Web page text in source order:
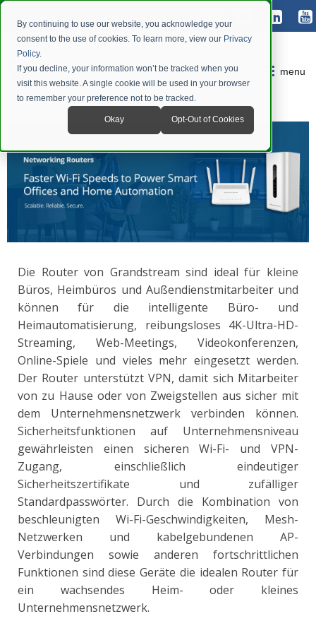
By continuing to use our website, you acknowledge your
consent to the use of cookies. To learn more, view our Privacy
Policy.
If you decline, your information won’t be tracked when you
visit this website. A single cookie will be used in your browser
to remember your preference not to be tracked.
Okay Opt-Out of Cookies
menu
Die Router von Grandstream sind ideal für kleine
Büros, Heimbüros und Außendienstmitarbeiter und
können für die intelligente Büro- und
Heimautomatisierung, reibungsloses 4K-Ultra-HD-
Streaming, Web-Meetings, Videokonferenzen,
Online-Spiele und vieles mehr eingesetzt werden.
Der Router unterstützt VPN, damit sich Mitarbeiter
von zu Hause oder von Zweigstellen aus sicher mit
dem Unternehmensnetzwerk verbinden können.
Sicherheitsfunktionen auf Unternehmensniveau
gewährleisten einen sicheren Wi-Fi- und VPN-
Zugang, einschließlich eindeutiger
Sicherheitszertifikate und zufälliger
Standardpasswörter. Durch die Kombination von
beschleunigten Wi-Fi-Geschwindigkeiten, Mesh-
Netzwerken und kabelgebundenen AP-
Verbindungen sowie anderen fortschrittlichen
Funktionen sind diese Geräte die idealen Router für
ein wachsendes Heim- oder kleines
Unternehmensnetzwerk.